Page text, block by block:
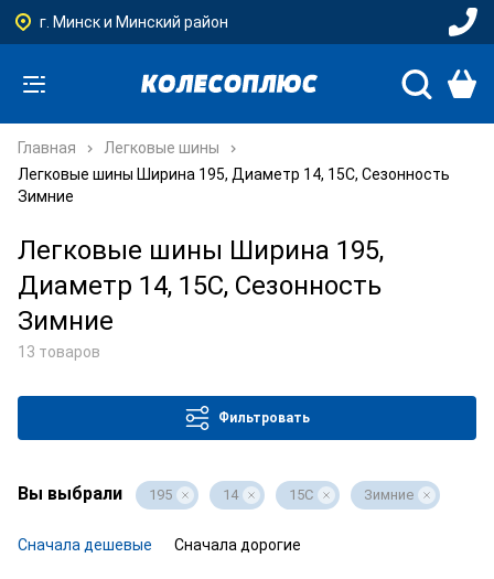
г. Минск и Минский район
Главная
Легковые шины
Легковые шины Ширина 195, Диаметр 14, 15C, Сезонность
Зимние
Легковые шины Ширина 195,
Диаметр 14, 15C, Сезонность
Зимние
13 товаров
Фильтровать
Вы выбрали 195 14 15C Зимние
Сначала дешевые Сначала дорогие